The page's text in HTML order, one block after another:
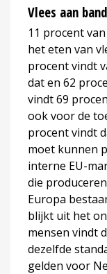
Vlees aan
11 procent
het eten van
procent vindt
dat en 62
vindt 69
ook voor de
procent vindt
moet kunnen
interne EU-
die
Europa
blijkt uit het
mensen vindt
dezelfde
gelden voor